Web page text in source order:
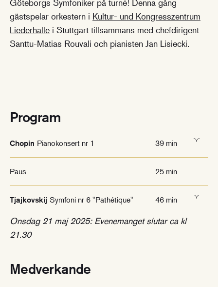
Göteborgs Symfoniker på turné! Denna gång
gästspelar orkestern i Kultur- und Kongresszentrum
Liederhalle i Stuttgart tillsammans med chefdirigent
Santtu-Matias Rouvali och pianisten Jan Lisiecki.
Program
Chopin Pianokonsert nr 1 39 min
Paus 25 min
Tjajkovskij Symfoni nr 6 "Pathétique" 46 min
Onsdag 21 maj 2025: Evenemanget slutar ca kl
21.30
Medverkande